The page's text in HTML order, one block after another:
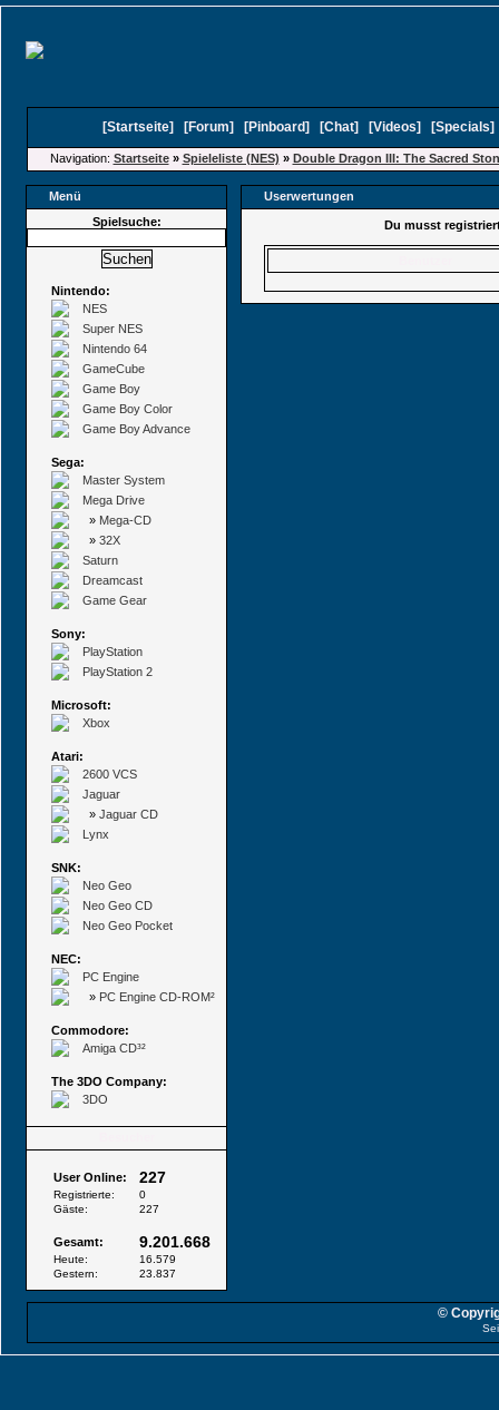
[Startseite] [Forum] [Pinboard] [Chat] [Videos] [Specials
Navigation: Startseite» Spieleliste (NES) » Double Dragon III: The Sacred
Menü
Userwertungen
Spielsuche:
Nintendo:
NES
Super NES
Nintendo 64
GameCube
Game Boy
Game Boy Color
Game Boy Advance
Sega:
Master System
Mega Drive
» Mega-CD
» 32X
Saturn
Dreamcast
Game Gear
Sony:
PlayStation
PlayStation 2
Microsoft:
Xbox
Atari:
2600 VCS
Jaguar
» Jaguar CD
Lynx
SNK:
Neo Geo
Neo Geo CD
Neo Geo Pocket
NEC:
PC Engine
» PC Engine CD-ROM²
Commodore:
Amiga CD³²
The 3DO Company:
3DO
User Online: 227
Registrierte:
0
Gäste:
227
Gesamt: 9.201.668
Heute:
16.579
Gestern:
23.837
Du musst
©